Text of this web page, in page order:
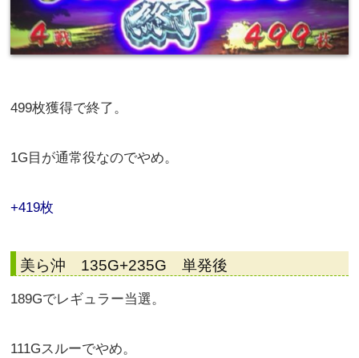
499枚獲得で終了。
1G目が通常役なのでやめ。
+419枚
美ら沖 135G+235G 単発後
189Gでレギュラー当選。
111Gスルーでやめ。